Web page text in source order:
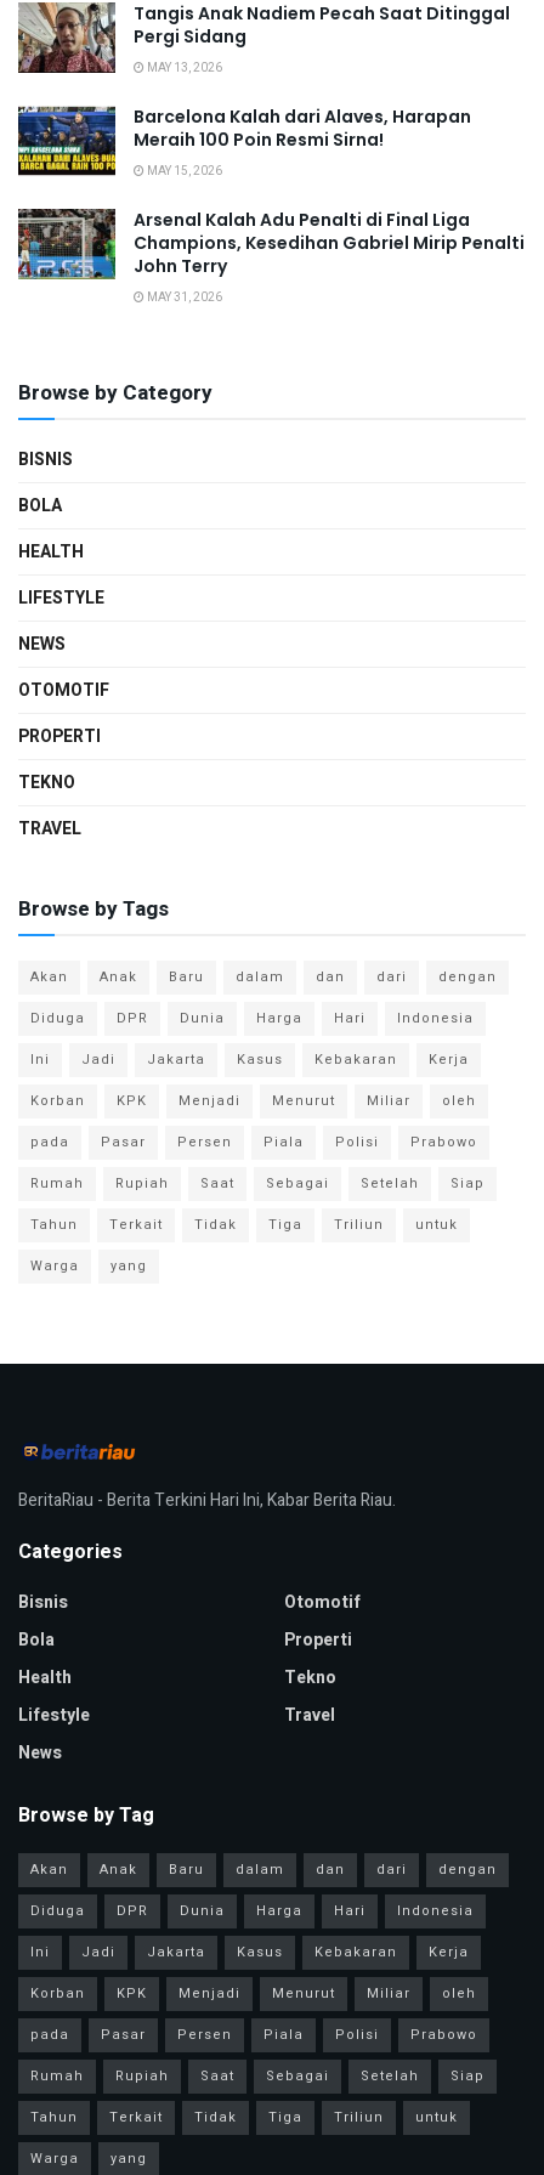
Tangis Anak Nadiem Pecah Saat Ditinggal
Pergi Sidang
MAY 13, 2026
Barcelona Kalah dari Alaves, Harapan
Meraih 100 Poin Resmi Sirna!
MAY 15, 2026
Arsenal Kalah Adu Penalti di Final Liga
Champions, Kesedihan Gabriel Mirip Penalti
John Terry
MAY 31, 2026
Browse by Category
BISNIS
BOLA
HEALTH
LIFESTYLE
NEWS
OTOMOTIF
PROPERTI
TEKNO
TRAVEL
Browse by Tags
Akan Anak Baru dalam dan dari
dengan
Diduga
DPR Dunia Harga Hari
Indonesia
Ini
Jadi Jakarta Kasus Kebakaran
Kerja
Korban
KPK Menjadi Menurut Miliar
oleh
pada
Pasar Persen Piala Polisi
Prabowo
Rumah
Rupiah Saat Sebagai Setelah
Siap
Tahun
Terkait Tidak Tiga Triliun
untuk
Warga
yang
BeritaRiau - Berita Terkini Hari Ini, Kabar Berita Riau.
Categories
Bisnis
Bola
Health
Lifestyle
News
Otomotif
Properti
Tekno
Travel
Browse by Tag
Akan Anak Baru dalam dan dari
dengan
Diduga
DPR Dunia Harga Hari
Indonesia
Ini
Jadi Jakarta Kasus Kebakaran
Kerja
Korban
KPK Menjadi Menurut Miliar
oleh
pada
Pasar Persen Piala Polisi
Prabowo
Rumah
Rupiah Saat Sebagai Setelah
Siap
Tahun
Terkait Tidak Tiga Triliun
untuk
Warga
yang